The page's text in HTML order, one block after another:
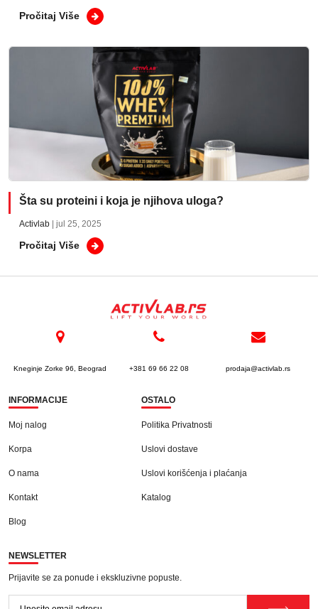
Pročitaj Više
Šta su proteini i koja je njihova uloga?
Activlab | jul 25, 2025
Pročitaj Više
Kneginje Zorke 96, Beograd +381 69 66 22 08 prodaja@activlab.rs
INFORMACIJE
Moj nalog
Korpa
O nama
Kontakt
Blog
OSTALO
Politika Privatnosti
Uslovi dostave
Uslovi korišćenja i plaćanja
Katalog
NEWSLETTER
Prijavite se za ponude i ekskluzivne popuste.